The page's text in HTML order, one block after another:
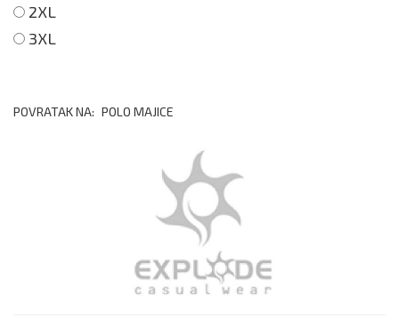
2XL
3XL
POVRATAK NA: POLO MAJICE